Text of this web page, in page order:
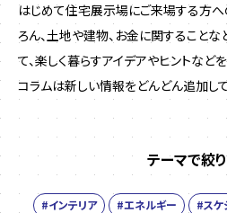
はじめて住宅展示場にご来場する方へ
ろん、土地や建物、お金に関することな
て、楽しく暮らすアイデアやヒントなど
コラムは新しい情報をどんどん追加し
テーマで絞
#インテリア #エネルギー #スケ